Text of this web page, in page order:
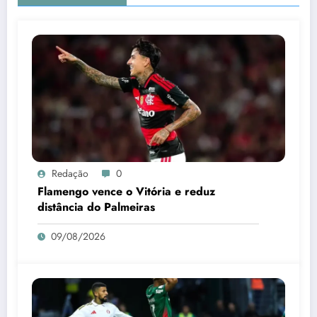
Redação 0
Flamengo vence o Vitória e reduz
distância do Palmeiras
09/08/2026